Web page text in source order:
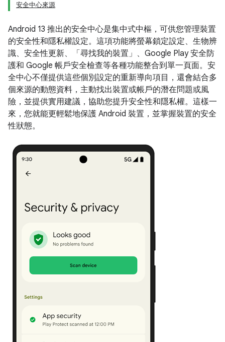
安全中心來源
Android 13 推出的安全中心是集中式中樞，可供您管理裝置
的安全性和隱私權設定。這項功能將螢幕鎖定設定、生物辨
識、安全性更新、「尋找我的裝置」、Google Play 安全防
護和 Google 帳戶安全檢查等各種功能整合到單一頁面。安
全中心不僅提供這些個別設定的重新導向項目，還會結合多
個來源的動態資料，主動找出裝置或帳戶的潛在問題或風
險，並提供實用建議，協助您提升安全性和隱私權。這樣一
來，您就能更輕鬆地保護 Android 裝置，並掌握裝置的安全
性狀態。